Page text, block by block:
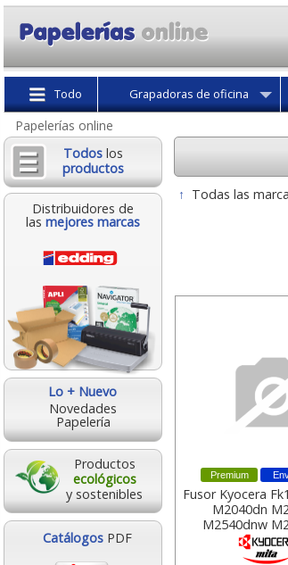
Todo Grapadoras de oficina
Papelerías online
Todos los
productos
Distribuidores de
las mejores marcas
Lo + Nuevo
Novedades
Papelería
Productos
ecológicos
y sostenibles
CatálogosPDF
↑ Todas las
Premium
Fusor Kyocera
M2040dn
M2540dnw
M2640idw
Paginas